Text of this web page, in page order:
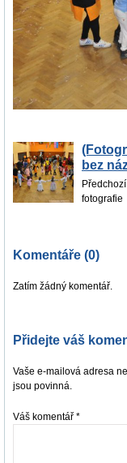
bez
Předchozí
fotografie
Komentáře (0)
Zatím žádný komentář.
Přidejte váš
Vaše e-mailová adresa
jsou povinná.
Váš komentář *